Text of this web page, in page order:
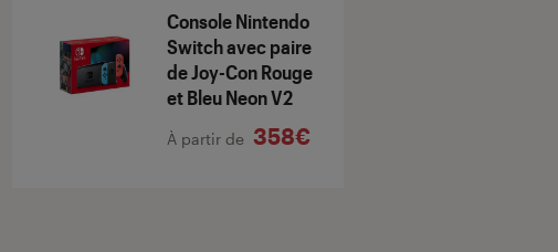
Console Nintendo
Switch avec paire
de Joy-Con Rouge
et Bleu Neon V2
À partir de 358€